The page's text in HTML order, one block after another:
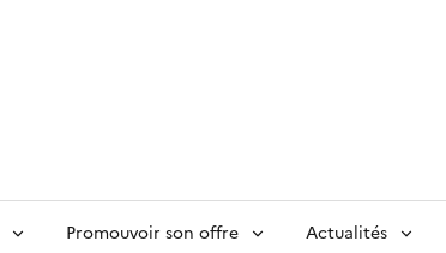
Promouvoir son offre Actualités